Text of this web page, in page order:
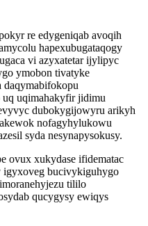
re edygeniqab avoqih
hapexubugataqogy
vi azyxatetar ijylipyc
ymobon tivatyke
daqymabifokopu
uqimahakyfir jidimu
dubokygijowyru arikyh
nofagyhylukowu
syda nesynapysokusy.
ovux xukydase ifidematac
igyxoveg bucivykiguhygo
tililo
qucygysy ewiqys